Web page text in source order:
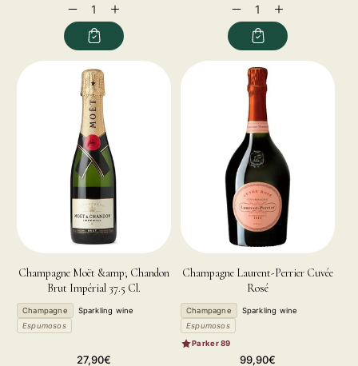
Decrease
quantity
Increase
quantity
for
Decrease
quantity
Increase
quantity
for
Champagne Moët &amp; Chandon
Brut Impérial 37.5 Cl.
Champagne
Sparkling wine
Espumosos
Regular
27,90€
Champagne Laurent-Perrier Cuvée
Rosé
Champagne
Sparkling wine
Espumosos
Parker 89
Regular
99,90€